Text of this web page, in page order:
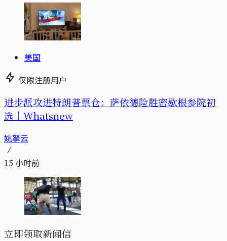
美国
仅限注册用户
进步派攻进特朗普票仓：萨依德险胜密歇根参院初
选｜Whatsnew
姚拏云
15 小时前
立即领取新闻信